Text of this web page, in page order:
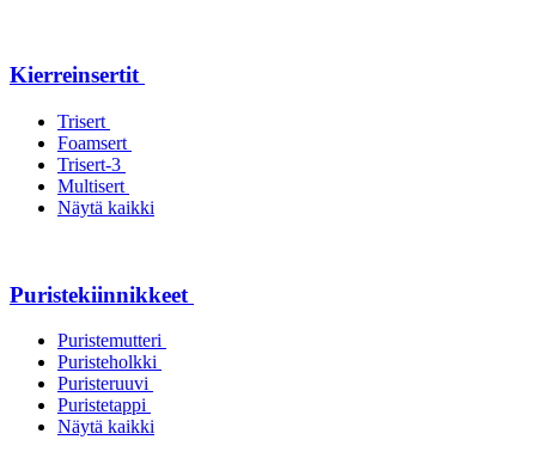
Kierreinsertit
Trisert
Foamsert
Trisert-3
Multisert
Näytä kaikki
Puristekiinnikkeet
Puristemutteri
Puristeholkki
Puristeruuvi
Puristetappi
Näytä kaikki